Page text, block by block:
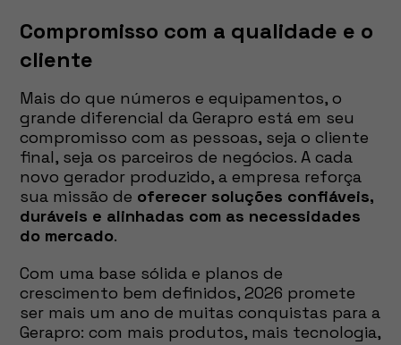
Compromisso com a qualidade e o
cliente
Mais do que números e equipamentos, o
grande diferencial da Gerapro está em seu
compromisso com as pessoas, seja o cliente
final, seja os parceiros de negócios. A cada
novo gerador produzido, a empresa reforça
sua missão de oferecer soluções confiáveis,
duráveis e alinhadas com as necessidades
do mercado.
Com uma base sólida e planos de
crescimento bem definidos, 2026 promete
ser mais um ano de muitas conquistas para a
Gerapro: com mais produtos, mais tecnologia,